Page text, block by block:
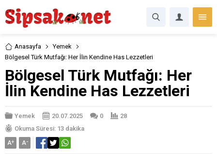
Anasayfa
Yemek
Bölgesel Türk Mutfağı: Her İlin Kendine Has Lezzetleri
Bölgesel Türk Mutfağı: Her
İlin Kendine Has Lezzetleri
Yemek 20.07.2025 0
28
Okuma Süresi: 13 dakika
A+ A-